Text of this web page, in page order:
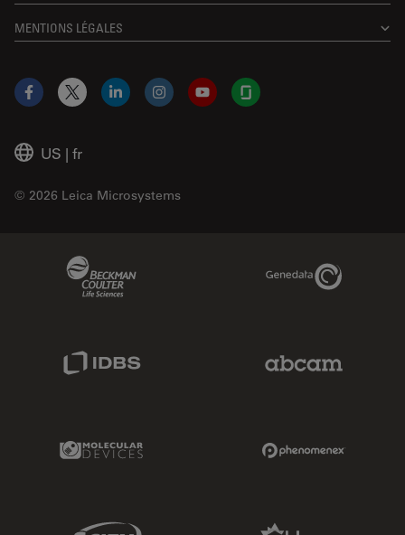
MENTIONS LÉGALES
US | fr
© 2026 Leica Microsystems
Facebook
X LinkedInInstagramYouTubeGlassdoor
Genedata Link
Molecular Devices Link
Sciex Link